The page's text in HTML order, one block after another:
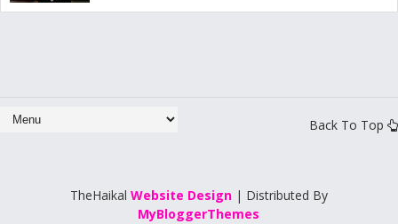
Back To Top
TheHaikal Website Design| Distributed By
MyBloggerThemes